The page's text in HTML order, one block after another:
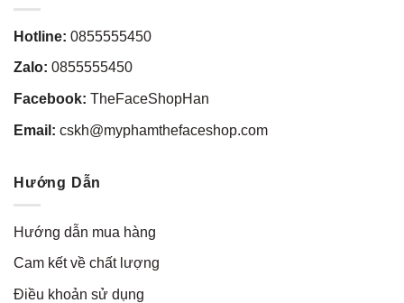
Hotline: 0855555450
Zalo: 0855555450
Facebook: TheFaceShopHan
Email: cskh@myphamthefaceshop.com
Hướng Dẫn
Hướng dẫn mua hàng
Cam kết về chất lượng
Điều khoản sử dụng